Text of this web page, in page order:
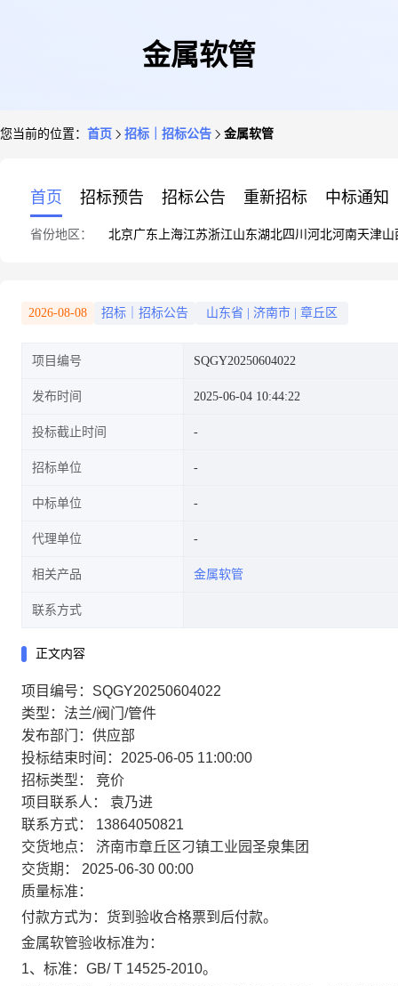
金属软管
您当前的位置： 首页 招标｜招标公告 金属软管
首页 招标预告 招标公告 重新招标 中标通知
省份地区： 北京广东 上海江苏浙江山东湖北四川 河北河南天津山
2026-08-08 招标｜招标公告 山东省 济南市 章丘区
项目编号 SQGY20250604022
发布时间 2025-06-04 10:44:22
投标截止时间
招标单位
中标单位
代理单位
相关产品 金属软管
联系方式
正文内容
项目编号：SQGY20250604022
类型：法兰/阀门/管件
发布部门：供应部
投标结束时间：2025-06-05 11:00:00
招标类型： 竞价
项目联系人： 袁乃进
联系方式： 13864050821
交货地点： 济南市章丘区刁镇工业园圣泉集团
交货期： 2025-06-30 00:00
质量标准：
付款方式为：货到验收合格票到后付款。
金属软管验收标准为：
1、标准：GB/ T 14525-2010。